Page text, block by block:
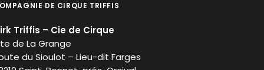
DE CIRQUE TRIFFIS
Triffis – Cie de Cirque
de La Grange
du Sioulot – Lieu-dit Farges